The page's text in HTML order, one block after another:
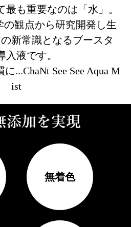
最も重要なのは「水」。
の観点から研究開発し生
新常識となるブースタ
入液です。
...ChaNt See See Aqua M
ist
無着色